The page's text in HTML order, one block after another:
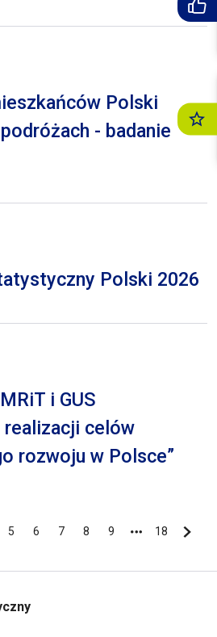
Polski
- badanie
Polski 2026
i GUS
celów
rozwoju w Polsce”
Strona
5
Strona
6
Strona
7
Strona
8
Strona
9
Ostatnia
18